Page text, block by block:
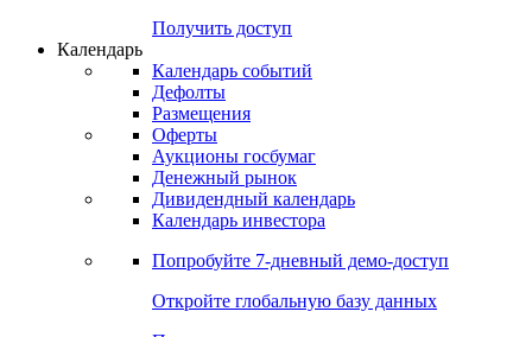
Попробуйте7-дневный
Откройте глобальную базу данных
Получить доступ
Календарь
Календарь событий
Дефолты
Размещения
Оферты
Денежный рынок
Календарь инвестора